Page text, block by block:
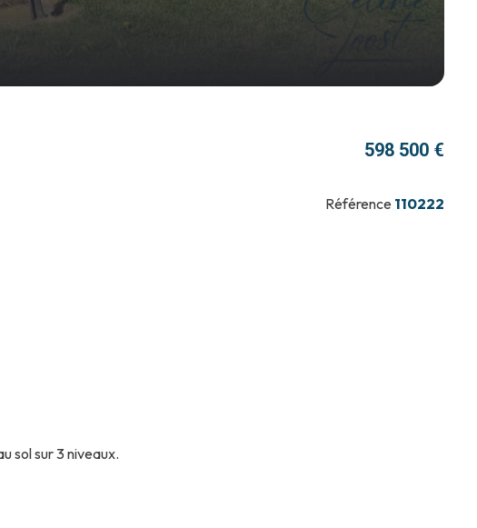
598 500 €
Référence 110222
sol sur 3 niveaux.